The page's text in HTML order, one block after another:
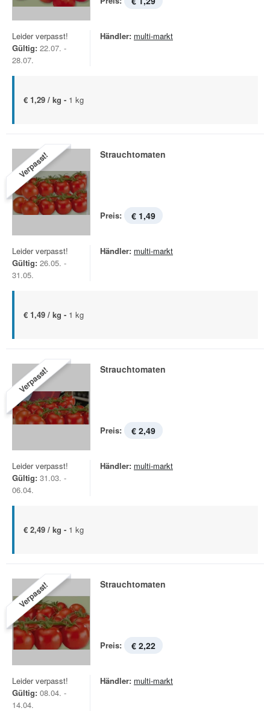
Leider verpasst!
Gültig: 22.07. -
28.07.
Händler: multi-markt
€ 1,29 / kg - 1 kg
Verpasst! Strauchtomaten
Preis: € 1,49
Leider verpasst!
Gültig: 26.05. -
31.05.
Händler: multi-markt
€ 1,49 / kg - 1 kg
Verpasst! Strauchtomaten
Preis: € 2,49
Leider verpasst!
Gültig: 31.03. -
06.04.
Händler: multi-markt
€ 2,49 / kg - 1 kg
Verpasst! Strauchtomaten
Preis: € 2,22
Leider verpasst!
Gültig: 08.04. -
14.04.
Händler: multi-markt